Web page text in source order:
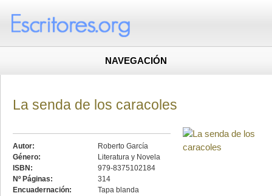
NAVEGACIÓN
La senda de los caracoles
Autor:
Roberto García
Género:
Literatura y Novela
ISBN:
979-8375102184
Nº Páginas:
314
Encuadernación:
Tapa blanda